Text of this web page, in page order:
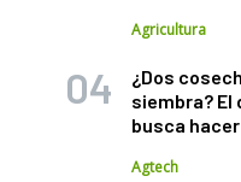
Agricultura
¿Dos
siembra? El
busca
Agtech